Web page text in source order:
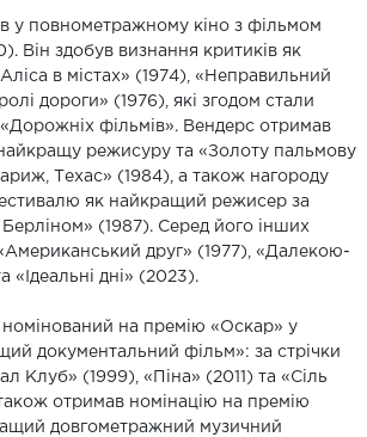
у повнометражному кіно з фільмом
Він здобув визнання критиків як
в містах» (1974), «Неправильний
дороги» (1976), які згодом стали
«Дорожніх фільмів». Вендерс отримав
режисуру та «Золоту пальмову
Техас» (1984), а також нагороду
як найкращий режисер за
(1987). Серед його інших
друг» (1977), «Далекою-
«Ідеальні дні» (2023).
номінований на премію «Оскар» у
документальний фільм»: за стрічки
Клуб» (1999), «Піна» (2011) та «Сіль
отримав номінацію на премію
довгометражний музичний